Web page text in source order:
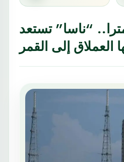
98 مترا.. “ناسا” تستعد
إلى القمر